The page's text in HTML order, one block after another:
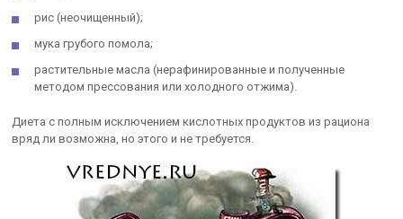
рис (неочищенный);
мука грубого помола;
растительные масла (нерафинированные и полученные
методом прессования или холодного отжима).
Диета с полным исключением кислотных продуктов из рациона
вряд ли возможна, но этого и не требуется.